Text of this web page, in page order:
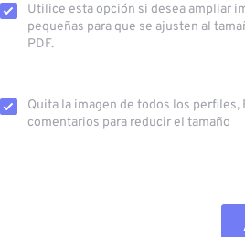
Utilice esta opción si desea ampliar
pequeñas para que se ajusten al
PDF.
Quita la imagen de todos los perfiles,
comentarios para reducir el tamaño